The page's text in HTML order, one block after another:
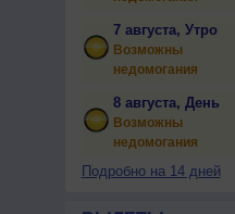
7 августа, Утро
Возможны
недомогания
8 августа, День
Возможны
недомогания
Подробно на 14 дней